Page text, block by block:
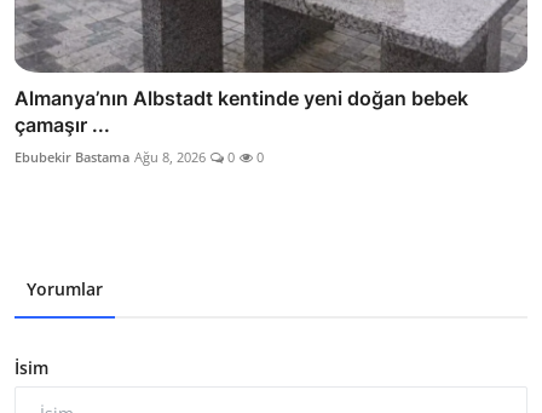
Almanya’nın Albstadt kentinde yeni doğan bebek
çamaşır ...
Ebubekir Bastama Ağu 8, 2026 0 0
Yorumlar
İsim